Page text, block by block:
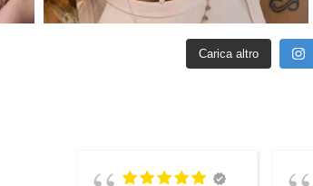
Carica altro